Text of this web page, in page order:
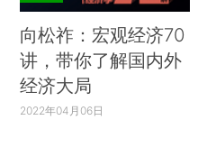
向松祚：宏观经济70
讲，带你了解国内外
经济大局
2022年04月06日